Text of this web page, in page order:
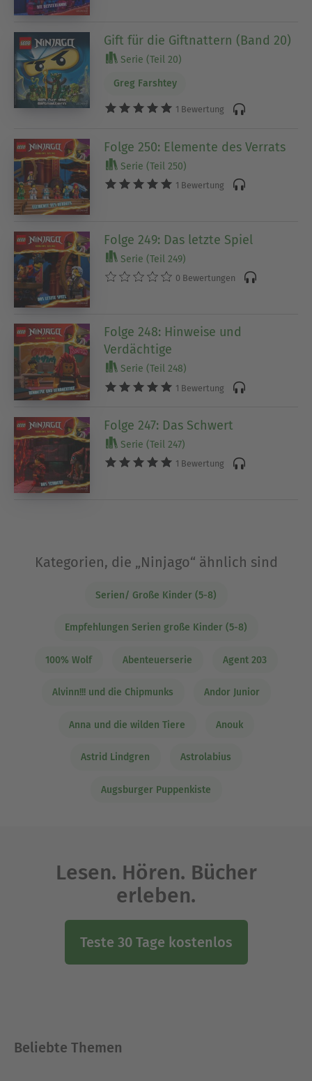
Gift für die Giftnattern (Band 20)
Serie (Teil 20)
Greg Farshtey
1 Bewertung
Folge 250: Elemente des Verrats
Serie (Teil 250)
1 Bewertung
Folge 249: Das letzte Spiel
Serie (Teil 249)
0 Bewertungen
Folge 248: Hinweise und
Verdächtige
Serie (Teil 248)
1 Bewertung
Folge 247: Das Schwert
Serie (Teil 247)
1 Bewertung
Kategorien, die „Ninjago“ ähnlich sind
Serien/ Große Kinder (5-8)
Empfehlungen Serien große Kinder (5-8)
100% Wolf Abenteuerserie Agent 203
Alvinn!!! und die Chipmunks Andor Junior
Anna und die wilden Tiere Anouk
Astrid Lindgren Astrolabius
Augsburger Puppenkiste
Lesen. Hören. Bücher
erleben.
Teste 30 Tage kostenlos
Beliebte Themen